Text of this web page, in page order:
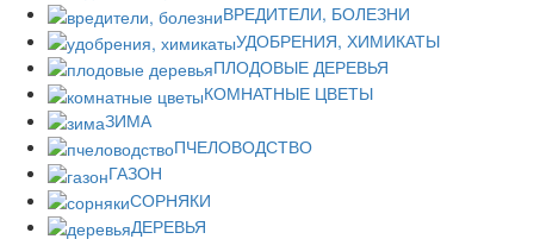
ВРЕДИТЕЛИ, БОЛЕЗНИ
УДОБРЕНИЯ, ХИМИКАТЫ
ПЛОДОВЫЕ ДЕРЕВЬЯ
КОМНАТНЫЕ ЦВЕТЫ
ЗИМА
ПЧЕЛОВОДСТВО
ГАЗОН
СОРНЯКИ
ДЕРЕВЬЯ